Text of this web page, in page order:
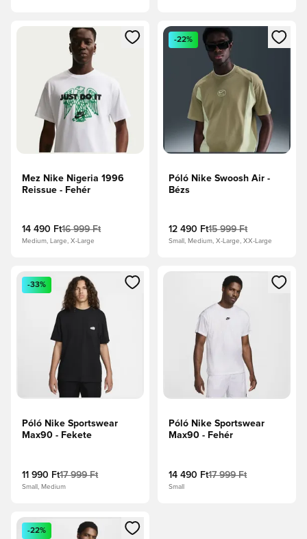
Megnyit egy modált a bejelentkezéshez vagy a tagként
Mez Nike Nigeria 1996
Reissue - Fehér
14 490 Ft16 999 Ft
Medium, Large, X-Large
Megnyit egy modált a
-22%
Póló Nike Swoosh Air -
Bézs
12 490 Ft15 999 Ft
Small, Medium, X-Large, XX-Large
Megnyit egy modált a bejelentkezéshez vagy a tagként
-33%
Póló Nike Sportswear
Max90 - Fekete
11 990 Ft17 999 Ft
Small, Medium
Megnyit egy modált a
Póló Nike Sportswear
Max90 - Fehér
14 490 Ft17 999 Ft
Small
Megnyit egy modált a bejelentkezéshez vagy a tagként való
-22%